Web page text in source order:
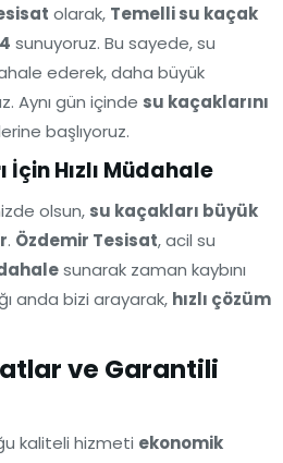
olarak, Temelli su kaçak
sunuyoruz. Bu sayede, su
ederek, daha büyük
Aynı gün içinde su kaçaklarını
başlıyoruz.
Hızlı Müdahale
olsun, su kaçakları büyük
. Özdemir Tesisat, acil su
sunarak zaman kaybını
anda bizi arayarak, hızlı çözüm
ve Garantili
kaliteli hizmeti ekonomik